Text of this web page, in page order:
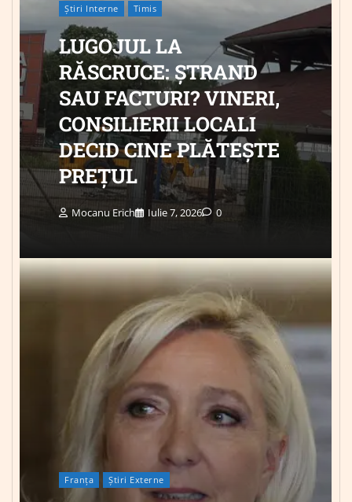
Știri Interne Timis
LUGOJUL LA
RĂSCRUCE: ȘTRAND
SAU FACTURI? VINERI,
CONSILIERII LOCALI
DECID CINE PLĂTEȘTE
PREȚUL
Mocanu Erich Iulie 7, 2026 0
Franța Știri Externe